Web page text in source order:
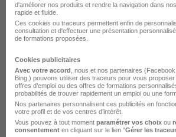
Vendeur Conseil Btob H/F
Saint-Denis - 93
Voir l’offre
Chargé d'Affaires Grands
H/F
d'améliorer nos produits et rendre la navigation dans
rapide et fluide.
Ces cookies ou traceurs permettent enfin de
consultation et d'effectuer une présentation
de formations proposées.
Cookies publicitaires
Avec votre accord , nous et nos partenaires (Facebook,
Bing,) pouvons utiliser des traceurs pour vous
offres d’emploi ou des offres de formations
probabilités de trouver rapidement un emploi ou une
Nos partenaires personnalisent ces publicités en
votre profil et de vos centres d’intérêt.
Vous pouvez à tout moment paramétrer vos choix ou
consentement en cliquant sur le lien "Gérer les